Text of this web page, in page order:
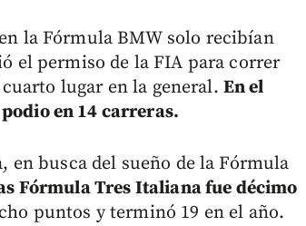
la Fórmula BMW solo recibían
el permiso de la FIA para correr
lugar en la general. En el
en 14 carreras.
en busca del sueño de la Fórmula
Fórmula Tres Italiana fue décimo
puntos y terminó 19 en el año.